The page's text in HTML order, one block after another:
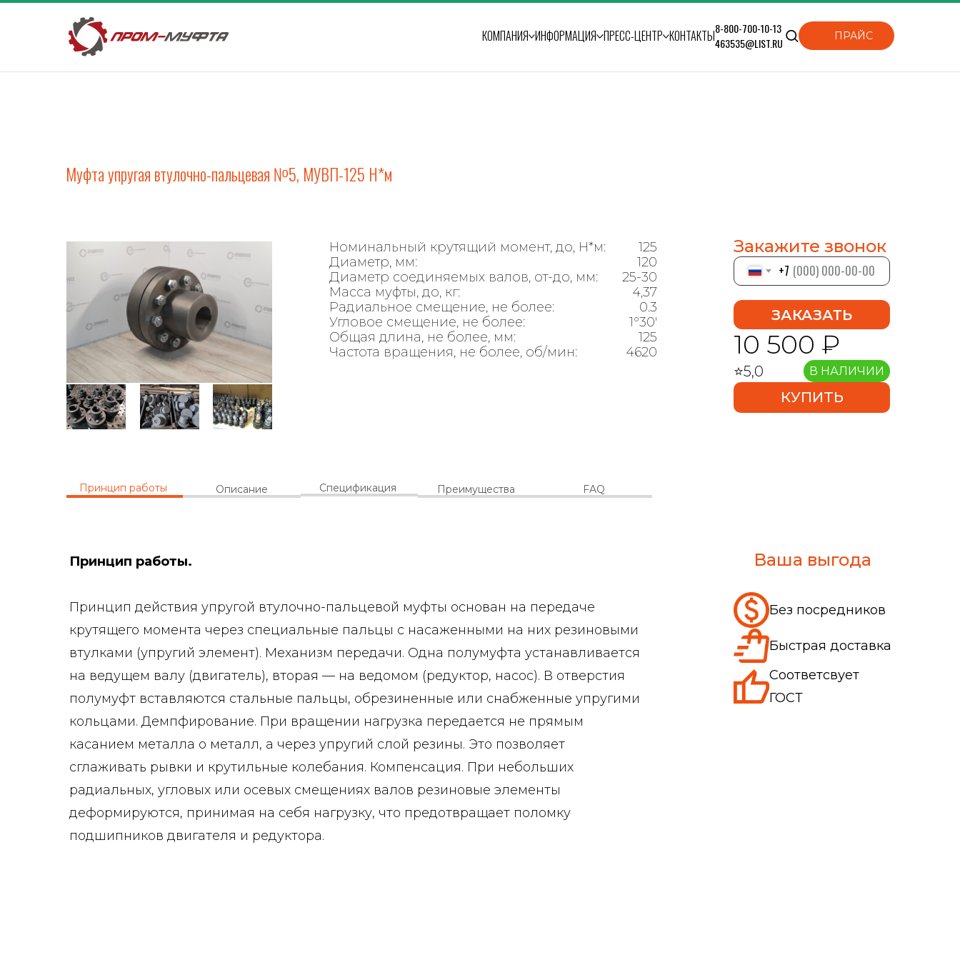
КОМПАНИЯ ИНФОРМАЦИЯ ПРЕСС-ЦЕНТР КОНТАКТЫ8-800-700-10-13
463535@LIST.RU
ПРАЙС
Муфта упругая втулочно-пальцевая №5, МУВП-125 Н*м
Принцип работы.
Принцип действия упругой втулочно-пальцевой муфты основан на передаче
крутящего момента через специальные пальцы с насаженными на них резиновыми
втулками (упругий элемент). Механизм передачи. Одна полумуфта устанавливается
на ведущем валу (двигатель), вторая — на ведомом (редуктор, насос). В отверстия
полумуфт вставляются стальные пальцы, обрезиненные или снабженные упругими
кольцами. Демпфирование. При вращении нагрузка передается не прямым
касанием металла о металл, а через упругий слой резины. Это позволяет
сглаживать рывки и крутильные колебания. Компенсация. При небольших
радиальных, угловых или осевых смещениях валов резиновые элементы
деформируются, принимая на себя нагрузку, что предотвращает поломку
подшипников двигателя и редуктора.
Номинальный крутящий момент, до, Н*м:
125
Диаметр, мм:
120
Диаметр соединяемых валов, от-до, мм:
25-30
Масса муфты, до, кг:
4,37
Радиальное смещение, не более:
0.3
Угловое смещение, не более:
1°30′
Общая длина, не более, мм:
125
Частота вращения, не более, об/мин:
4620
Ваша выгода
Без посредников
Быстрая доставка
Соответсвует
ГОСТ
Закажите звонок
+7
ЗАКАЗАТЬ
10 500 ₽
⭐5,0 В НАЛИЧИИ
КУПИТЬ
Принцип работы Описание Преимущества FAQ
Спецификация